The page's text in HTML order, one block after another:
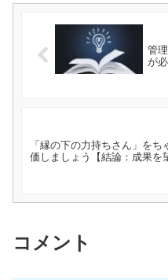
管
が
「縁の下の力持ちさん」をち
価しましょう【結論：成果を
コメント